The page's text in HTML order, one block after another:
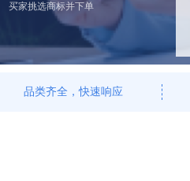
买家挑选商标并下单
品类齐全，快速响应